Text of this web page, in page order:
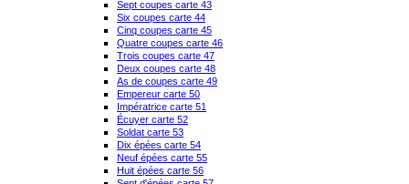
Sept coupes carte 43
Six coupes carte 44
Cinq coupes carte 45
Quatre coupes carte 46
Trois coupes carte 47
Deux coupes carte 48
As de coupes carte 49
Empereur carte 50
Impératrice carte 51
Écuyer carte 52
Soldat carte 53
Dix épées carte 54
Neuf épées carte 55
Huit épées carte 56